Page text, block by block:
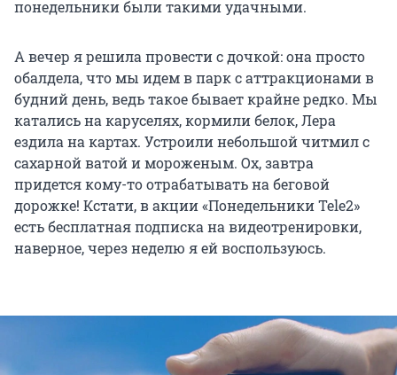
понедельники были такими удачными.
А вечер я решила провести с дочкой: она просто
обалдела, что мы идем в парк с аттракционами в
будний день, ведь такое бывает крайне редко. Мы
катались на каруселях, кормили белок, Лера
ездила на картах. Устроили небольшой читмил с
сахарной ватой и мороженым. Ох, завтра
придется кому-то отрабатывать на беговой
дорожке! Кстати, в акции «Понедельники Tele2»
есть бесплатная подписка на видеотренировки,
наверное, через неделю я ей воспользуюсь.